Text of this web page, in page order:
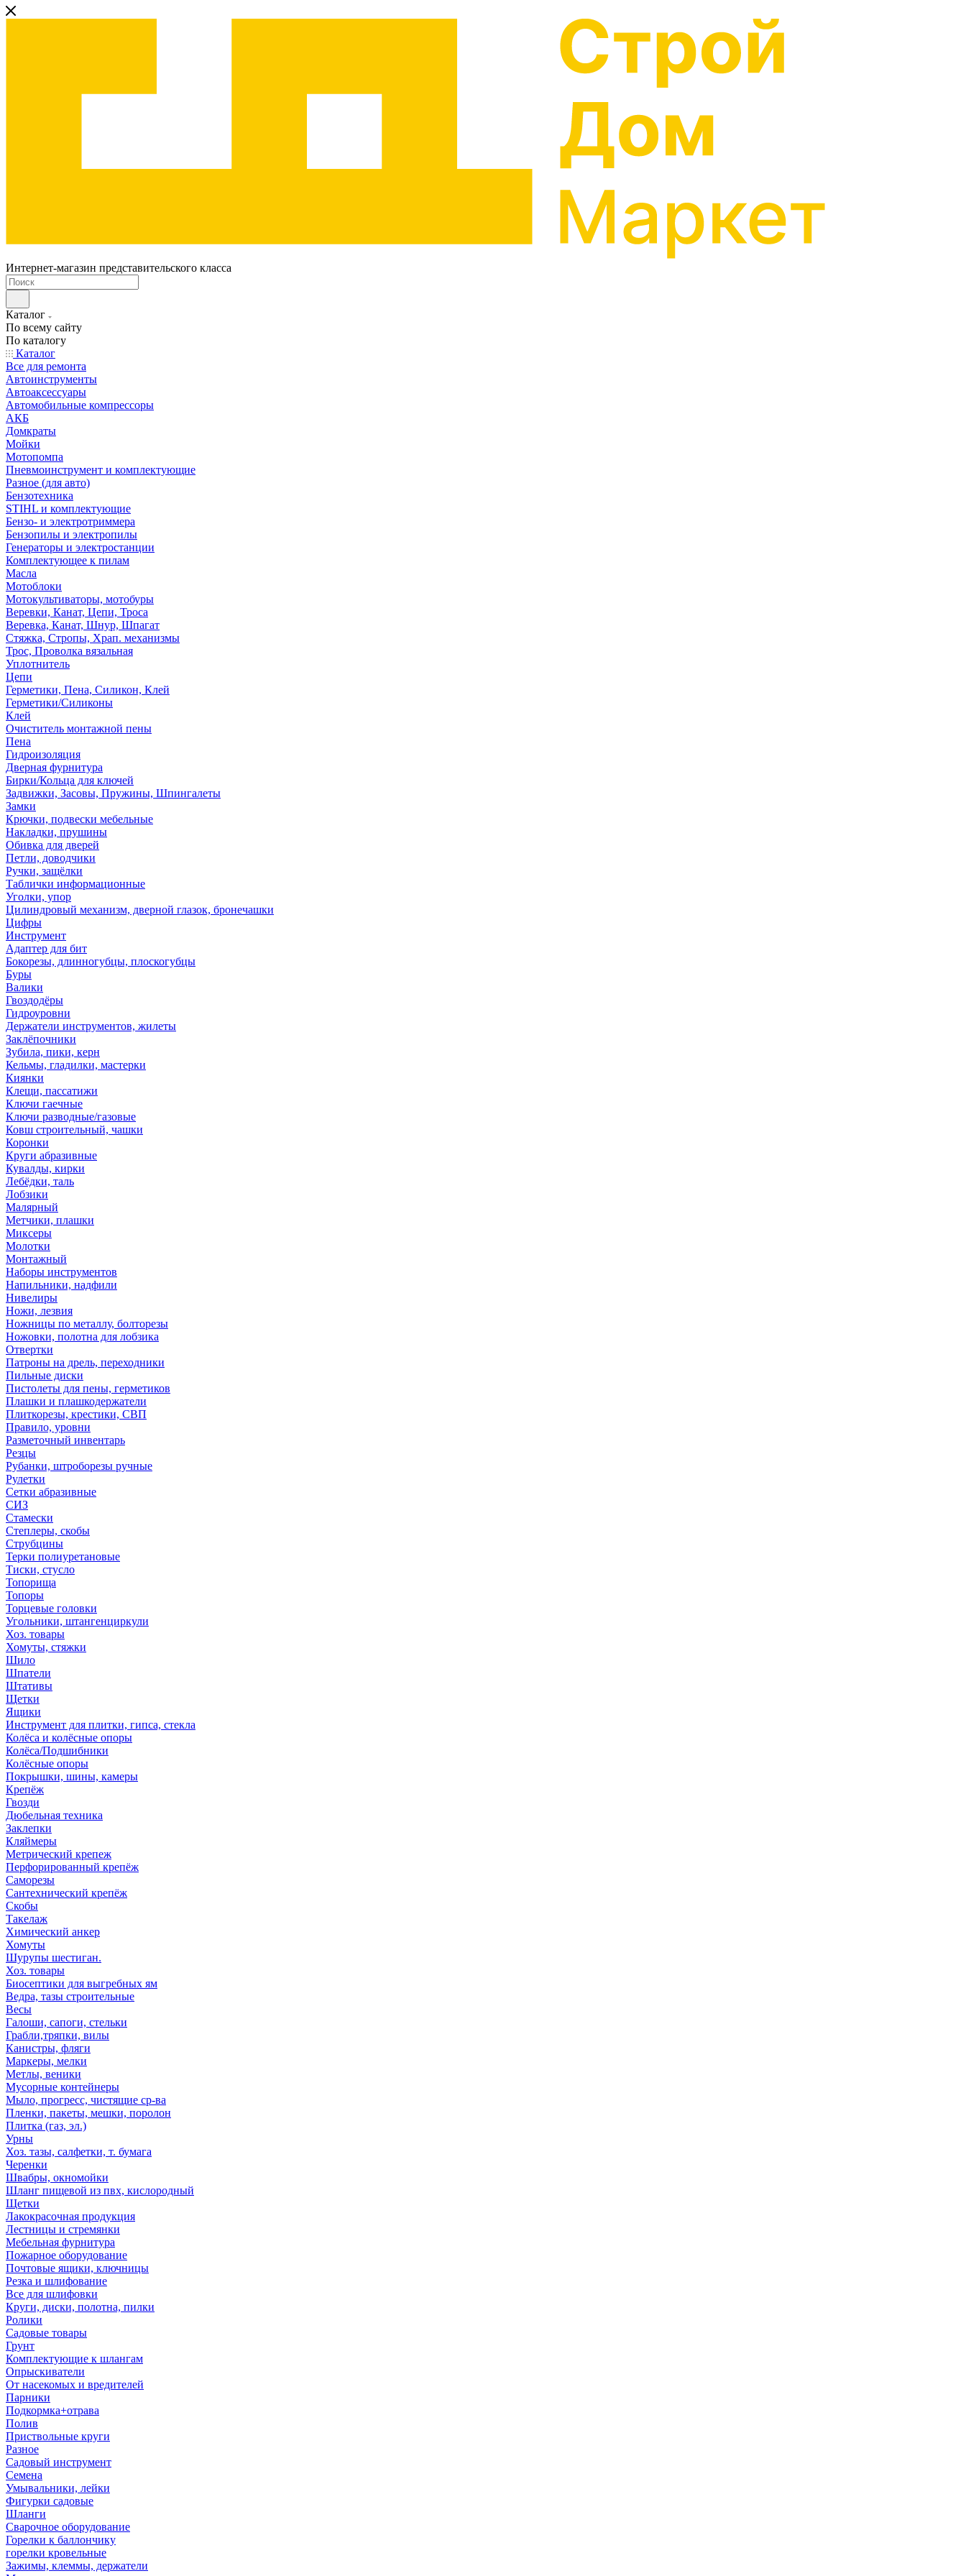
Интернет-магазин представительского класса
Каталог
По всему сайту
По каталогу
Каталог
Все для ремонта
Автоинструменты
Автоаксессуары
Автомобильные компрессоры
АКБ
Домкраты
Мойки
Мотопомпа
Пневмоинструмент и комплектующие
Разное (для авто)
Бензотехника
STIHL и комплектующие
Бензо- и электротриммера
Бензопилы и электропилы
Генераторы и электростанции
Комплектующее к пилам
Масла
Мотоблоки
Мотокультиваторы, мотобуры
Веревки, Канат, Цепи, Троса
Веревка, Канат, Шнур, Шпагат
Стяжка, Стропы, Храп. механизмы
Трос, Проволка вязальная
Уплотнитель
Цепи
Герметики, Пена, Силикон, Клей
Герметики/Силиконы
Клей
Очиститель монтажной пены
Пена
Гидроизоляция
Дверная фурнитура
Бирки/Кольца для ключей
Задвижки, Засовы, Пружины, Шпингалеты
Замки
Крючки, подвески мебельные
Накладки, прушины
Обивка для дверей
Петли, доводчики
Ручки, защёлки
Таблички информационные
Уголки, упор
Цилиндровый механизм, дверной глазок, бронечашки
Цифры
Инструмент
Адаптер для бит
Бокорезы, длинногубцы, плоскогубцы
Буры
Валики
Гвоздодёры
Гидроуровни
Держатели инструментов, жилеты
Заклёпочники
Зубила, пики, керн
Кельмы, гладилки, мастерки
Киянки
Клещи, пассатижи
Ключи гаечные
Ключи разводные/газовые
Ковш строительный, чашки
Коронки
Круги абразивные
Кувалды, кирки
Лебёдки, таль
Лобзики
Малярный
Метчики, плашки
Миксеры
Молотки
Монтажный
Наборы инструментов
Напильники, надфили
Нивелиры
Ножи, лезвия
Ножницы по металлу, болторезы
Ножовки, полотна для лобзика
Отвертки
Патроны на дрель, переходники
Пильные диски
Пистолеты для пены, герметиков
Плашки и плашкодержатели
Плиткорезы, крестики, СВП
Правило, уровни
Разметочный инвентарь
Резцы
Рубанки, штроборезы ручные
Рулетки
Сетки абразивные
СИЗ
Стамески
Степлеры, скобы
Струбцины
Терки полиуретановые
Тиски, стусло
Топорища
Топоры
Торцевые головки
Угольники, штангенциркули
Хоз. товары
Хомуты, стяжки
Шило
Шпатели
Штативы
Щетки
Ящики
Инструмент для плитки, гипса, стекла
Колёса и колёсные опоры
Колёса/Подшибники
Колёсные опоры
Покрышки, шины, камеры
Крепёж
Гвозди
Дюбельная техника
Заклепки
Кляймеры
Метрический крепеж
Перфорированный крепёж
Саморезы
Сантехнический крепёж
Скобы
Такелаж
Химический анкер
Хомуты
Шурупы шестиган.
Хоз. товары
Биосептики для выгребных ям
Ведра, тазы строительные
Весы
Галоши, сапоги, стельки
Грабли,тряпки, вилы
Канистры, фляги
Маркеры, мелки
Метлы, веники
Мусорные контейнеры
Мыло, прогресс, чистящие ср-ва
Пленки, пакеты, мешки, поролон
Плитка (газ, эл.)
Урны
Хоз. тазы, салфетки, т. бумага
Черенки
Швабры, окномойки
Шланг пищевой из пвх, кислородный
Щетки
Лакокрасочная продукция
Лестницы и стремянки
Мебельная фурнитура
Пожарное оборудование
Почтовые ящики, ключницы
Резка и шлифование
Все для шлифовки
Круги, диски, полотна, пилки
Ролики
Садовые товары
Грунт
Комплектующие к шлангам
Опрыскиватели
От насекомых и вредителей
Парники
Подкормка+отрава
Полив
Приствольные круги
Разное
Садовый инструмент
Семена
Умывальники, лейки
Фигурки садовые
Шланги
Сварочное оборудование
Горелки к баллончику
горелки кровельные
Зажимы, клеммы, держатели